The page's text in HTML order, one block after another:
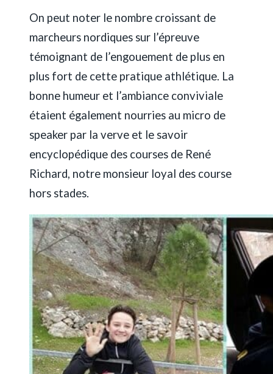
On peut noter le nombre croissant de
marcheurs nordiques sur l’épreuve
témoignant de l’engouement de plus en
plus fort de cette pratique athlétique. La
bonne humeur et l’ambiance conviviale
étaient également nourries au micro de
speaker par la verve et le savoir
encyclopédique des courses de René
Richard, notre monsieur loyal des course
hors stades.